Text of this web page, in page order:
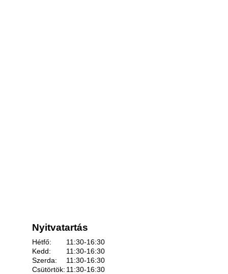
Nyitvatartás
Hétfő:
11:30-16:30
Kedd:
11:30-16:30
Szerda:
11:30-16:30
Csütörtök: 11:30-16:30